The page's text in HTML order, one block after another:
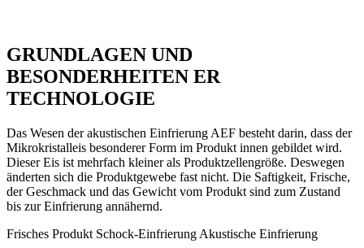
GRUNDLAGEN UND
BESONDERHEITEN ER
TECHNOLOGIE
Das Wesen der akustischen Einfrierung AEF besteht darin, dass der
Mikrokristalleis besonderer Form im Produkt innen gebildet wird.
Dieser Eis ist mehrfach kleiner als Produktzellengröße. Deswegen
änderten sich die Produktgewebe fast nicht. Die Saftigkeit, Frische,
der Geschmack und das Gewicht vom Produkt sind zum Zustand
bis zur Einfrierung annähernd.
Frisches Produkt Schock-Einfrierung Akustische Einfrierung